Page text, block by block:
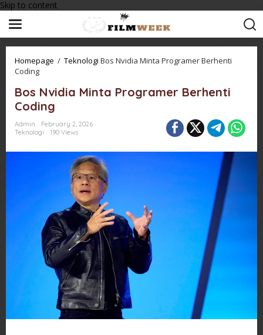
Skip to content
Homepage / Teknologi Bos Nvidia Minta Programer Berhenti
Coding
Bos Nvidia Minta Programer Berhenti
Coding
Admin
February 2, 2026
Teknologi
190 Views